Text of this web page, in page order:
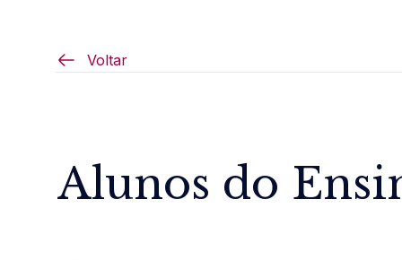
Pedagogia Inaciana
Voltar
Alunos do